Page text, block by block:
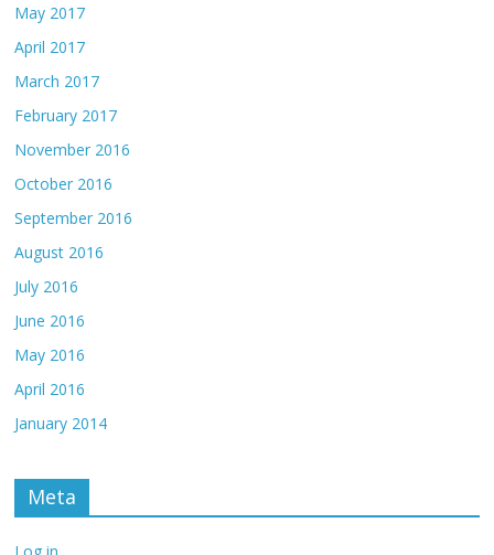
May 2017
April 2017
March 2017
February 2017
November 2016
October 2016
September 2016
August 2016
July 2016
June 2016
May 2016
April 2016
January 2014
Meta